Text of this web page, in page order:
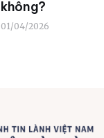
không?
01/04/2026